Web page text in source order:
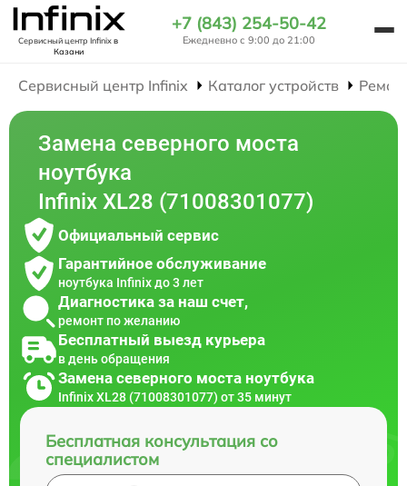
Сервисный центр Infinixв
Казани
+7 (843) 254-50-42
Ежедневно с 9:00 до 21:00
Сервисный центр Infinix Каталог устройств
Замена северного моста
ноутбука
Infinix XL28 (71008301077)
Официальный сервис
Гарантийное обслуживание
ноутбука Infinix до 3 лет
Диагностика за наш счет,
ремонт по желанию
Бесплатный выезд курьера
в день обращения
Замена северного моста ноутбука
Infinix XL28 (71008301077) от 35 минут
Бесплатная консультация со
специалистом